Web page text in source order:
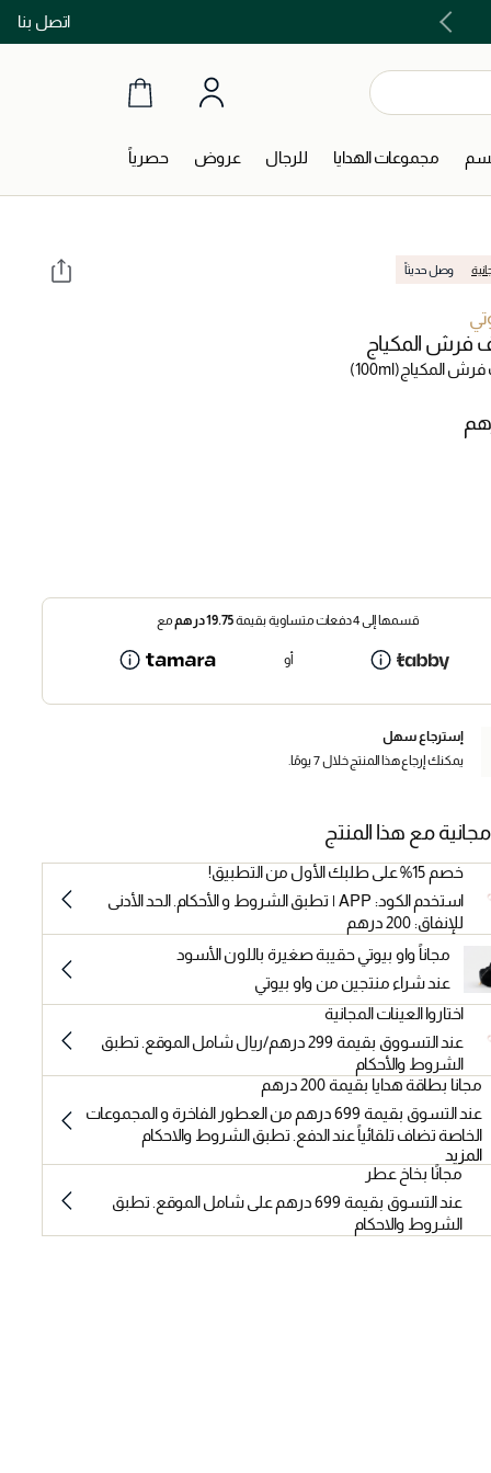
اتصل بنااشتري الآن و ادفع لاحقاً مع تابي و تمارا!
مجموعات الهدايا للرجال عروض حصرياً
وصل حديثاً
فرش المكياج
المكياج(100ml)
قسمها إلى 4 دفعات متساوية بقيمة 19.75درهممع
أو
إسترجاع سهل
يمكنك إرجاع هذا المنتج خلال 7 يومًا.
مع هذا المنتج
خصم 15% على طلبك الأول من التطبيق!
استخدم الكود: APP | تطبق الشروط و الأحكام. الحد الأدنى
للإنفاق: 200 درهم
مجاناً واو بيوتي حقيبة صغيرة باللون الأسود
عند شراء منتجين من واو بيوتي
اختاروا العينات المجانية
عند التسووق بقيمة 299 درهم/ريال شامل الموقع. تطبق
الشروط والأحكام
مجانا بطاقة هدايا بقيمة 200 درهم
عند التسوق بقيمة 699 درهم من العطور الفاخرة و المجموعات
الخاصة تضاف تلقائياً عند الدفع. تطبق الشروط والاحكام
المزيد
مجانًا بخاخ عطر
عند التسوق بقيمة 699 درهم على شامل الموقع. تطبق
الشروط والاحكام